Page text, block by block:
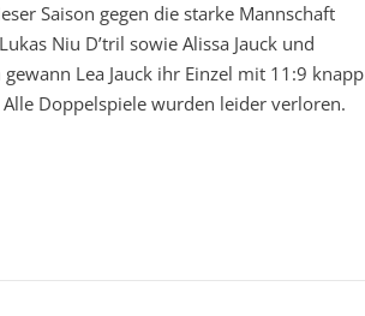
Saison gegen die starke Mannschaft
Niu D’tril sowie Alissa Jauck und
Lea Jauck ihr Einzel mit 11:9 knapp
Doppelspiele wurden leider verloren.